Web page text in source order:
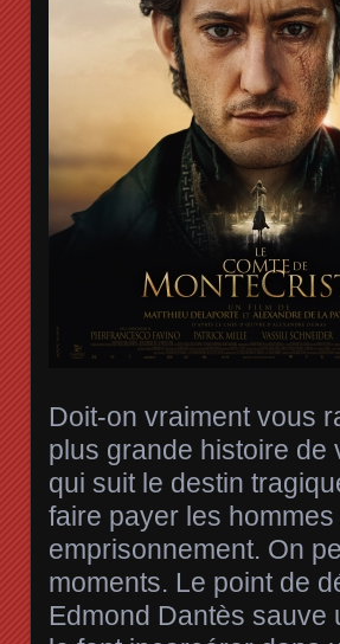
Doit-on vraiment vous
plus grande histoire de
qui suit le destin
faire payer les
emprisonnement. On
moments. Le point de
Edmond Dantès sauve